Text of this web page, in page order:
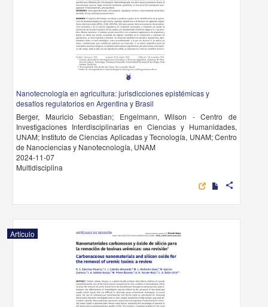
Nanotecnología en agricultura: jurisdicciones epistémicas y
desafíos regulatorios en Argentina y Brasil
Berger, Mauricio Sebastian; Engelmann, Wilson - Centro de
Investigaciones Interdisciplinarias en Ciencias y Humanidades,
UNAM; Instituto de Ciencias Aplicadas y Tecnología, UNAM; Centro
de Nanociencias y Nanotecnología, UNAM
2024-11-07
Multidisciplina
share
Artículo